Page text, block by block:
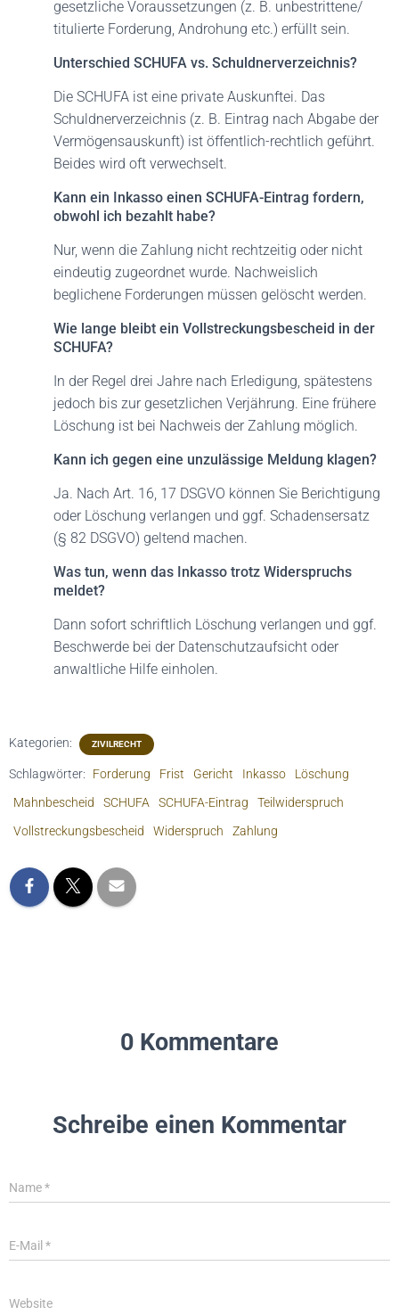
gesetzliche Voraussetzungen (z. B. unbestrittene/
titulierte Forderung, Androhung etc.) erfüllt sein.
Unterschied SCHUFA vs. Schuldnerverzeichnis?
Die SCHUFA ist eine private Auskunftei. Das
Schuldnerverzeichnis (z. B. Eintrag nach Abgabe der
Vermögensauskunft) ist öffentlich-rechtlich geführt.
Beides wird oft verwechselt.
Kann ein Inkasso einen SCHUFA-Eintrag fordern,
obwohl ich bezahlt habe?
Nur, wenn die Zahlung nicht rechtzeitig oder nicht
eindeutig zugeordnet wurde. Nachweislich
beglichene Forderungen müssen gelöscht werden.
Wie lange bleibt ein Vollstreckungsbescheid in der
SCHUFA?
In der Regel drei Jahre nach Erledigung, spätestens
jedoch bis zur gesetzlichen Verjährung. Eine frühere
Löschung ist bei Nachweis der Zahlung möglich.
Kann ich gegen eine unzulässige Meldung klagen?
Ja. Nach Art. 16, 17 DSGVO können Sie Berichtigung
oder Löschung verlangen und ggf. Schadensersatz
(§ 82 DSGVO) geltend machen.
Was tun, wenn das Inkasso trotz Widerspruchs
meldet?
Dann sofort schriftlich Löschung verlangen und ggf.
Beschwerde bei der Datenschutzaufsicht oder
anwaltliche Hilfe einholen.
Kategorien: ZIVILRECHT
Schlagwörter: Forderung Frist Gericht Inkasso
Löschung
Mahnbescheid
SCHUFA SCHUFA-Eintrag
Teilwiderspruch
Vollstreckungsbescheid
Widerspruch Zahlung
0 Kommentare
Schreibe einen Kommentar
Name*
E-Mail *
Website